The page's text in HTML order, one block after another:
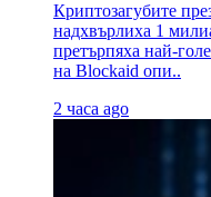
Криптозагубите
надхвърлиха 1
претърпяха най-
на Blockaid опи..
2 часа ago